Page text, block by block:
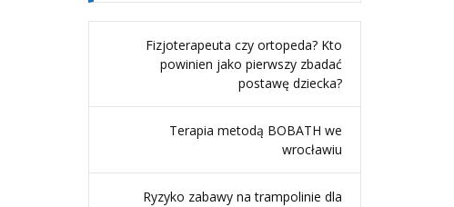
Fizjoterapeuta czy ortopeda? Kto
powinien jako pierwszy zbadać
postawę dziecka?
Terapia metodą BOBATH we
wrocławiu
Ryzyko zabawy na trampolinie dla